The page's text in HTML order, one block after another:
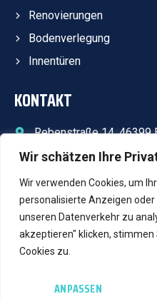
Wir schätzen Ihre
Wir verwenden Cookies, um
personalisierte Anzeigen
unseren Datenverkehr zu
akzeptieren" klicken, stimmen
Cookies zu.
ANPASSEN
Renovierungen
Bodenverlegung
Innentüren
KONTAKT
Rebenstraße 14, 46399
info@lk-bau.com
+49 17646000358
Öffnungszeiten(ausser
08:00 bis 18:00 Uhr
Eine